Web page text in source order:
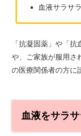
血液サラサ
「抗凝固薬」や「
や、ご家族が服用さ
の医療関係者の方に
血液をサラ